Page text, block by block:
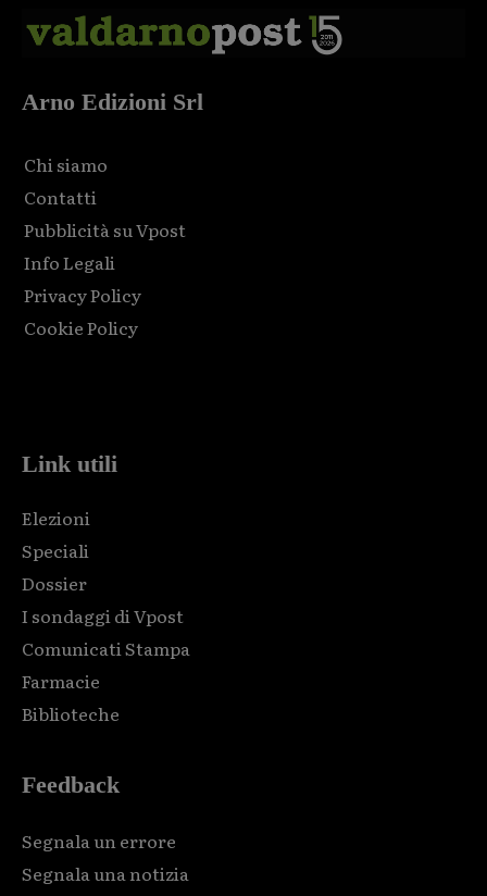
Arno Edizioni Srl
Chi siamo
Contatti
Pubblicità su Vpost
Info Legali
Privacy Policy
Cookie Policy
Link utili
Elezioni
Speciali
Dossier
I sondaggi di Vpost
Comunicati Stampa
Farmacie
Biblioteche
Feedback
Segnala un errore
Segnala una notizia